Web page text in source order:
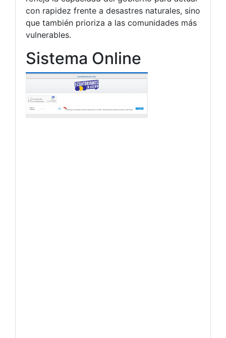
con rapidez frente a desastres naturales, sino
que también prioriza a las comunidades más
vulnerables.
Sistema Online